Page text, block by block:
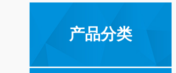
产品分类